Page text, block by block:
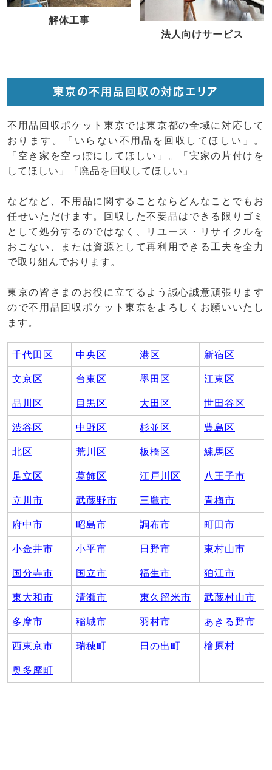
解体工事
法人向けサービス
東京の不用品回収の対応エリア
不用品回収ポケット東京では東京都の全域に対応して
おります。「いらない不用品を回収してほしい」。
「空き家を空っぽにしてほしい」。「実家の片付けを
してほしい」「廃品を回収してほしい」
などなど、不用品に関することならどんなことでもお
任せいただけます。回収した不要品はできる限りゴミ
として処分するのではなく、リユース・リサイクルを
おこない、または資源として再利用できる工夫を全力
で取り組んでおります。
東京の皆さまのお役に立てるよう誠心誠意頑張ります
ので不用品回収ポケット東京をよろしくお願いいたし
ます。
千代田区 中央区 港区 新宿区
文京区 台東区 墨田区 江東区
品川区 目黒区 大田区 世田谷区
渋谷区 中野区 杉並区 豊島区
北区 荒川区 板橋区 練馬区
足立区 葛飾区 江戸川区 八王子市
立川市 武蔵野市 三鷹市 青梅市
府中市 昭島市 調布市 町田市
小金井市 小平市 日野市 東村山市
国分寺市 国立市 福生市 狛江市
東大和市 清瀬市 東久留米市 武蔵村山市
多摩市 稲城市 羽村市 あきる野市
西東京市 瑞穂町 日の出町 檜原村
奥多摩町